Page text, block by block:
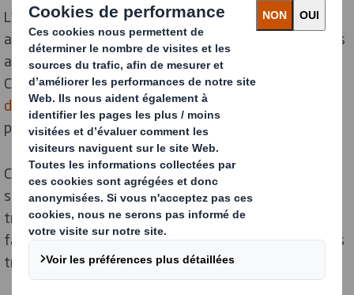
L’écoconception et la créativité font partis des valeurs
ajoutées que DS Smith apporte à ses clients afin de les
aider à se différencier et à stimuler leurs ventes.
Cette conception réalisée par l'un de nos
d'études pour notre clientMattel France
parfaite illustration.
Conçue à plus de 99% de carton et d’un miroir, la
structure est aisément recyclable : les équipes ont
travaillé sur la séparabilité des éléments afin de
faciliter la gestion de la fin de vie de laPLV. Les volumes
transportés ont été considérablement réduits.